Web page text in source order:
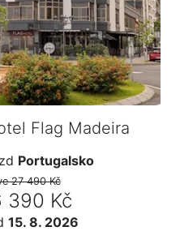
Flag Madeira
Portugalsko
27 490 Kč
390 Kč
15. 8. 2026